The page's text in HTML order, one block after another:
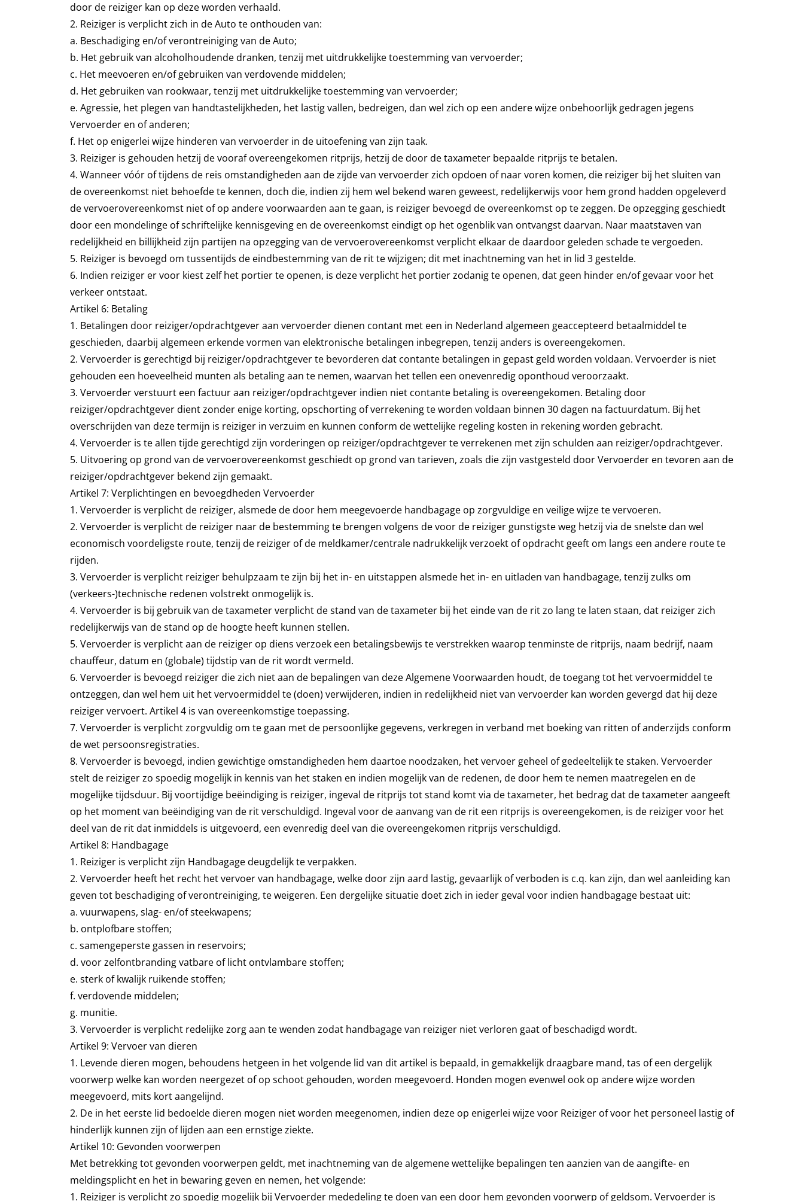
door de reiziger kan op deze worden verhaald.
2. Reiziger is verplicht zich in de Auto te onthouden van:
a. Beschadiging en/of verontreiniging van de Auto;
b. Het gebruik van alcoholhoudende dranken, tenzij met uitdrukkelijke toestemming van vervoerder;
c. Het meevoeren en/of gebruiken van verdovende middelen;
d. Het gebruiken van rookwaar, tenzij met uitdrukkelijke toestemming van vervoerder;
e. Agressie, het plegen van handtastelijkheden, het lastig vallen, bedreigen, dan wel zich op een andere wijze onbehoorlijk gedragen jegens
Vervoerder en of anderen;
f. Het op enigerlei wijze hinderen van vervoerder in de uitoefening van zijn taak.
3. Reiziger is gehouden hetzij de vooraf overeengekomen ritprijs, hetzij de door de taxameter bepaalde ritprijs te betalen.
4. Wanneer vóór of tijdens de reis omstandigheden aan de zijde van vervoerder zich opdoen of naar voren komen, die reiziger bij het sluiten van
de overeenkomst niet behoefde te kennen, doch die, indien zij hem wel bekend waren geweest, redelijkerwijs voor hem grond hadden opgeleverd
de vervoerovereenkomst niet of op andere voorwaarden aan te gaan, is reiziger bevoegd de overeenkomst op te zeggen. De opzegging geschiedt
door een mondelinge of schriftelijke kennisgeving en de overeenkomst eindigt op het ogenblik van ontvangst daarvan. Naar maatstaven van
redelijkheid en billijkheid zijn partijen na opzegging van de vervoerovereenkomst verplicht elkaar de daardoor geleden schade te vergoeden.
5. Reiziger is bevoegd om tussentijds de eindbestemming van de rit te wijzigen; dit met inachtneming van het in lid 3 gestelde.
6. Indien reiziger er voor kiest zelf het portier te openen, is deze verplicht het portier zodanig te openen, dat geen hinder en/of gevaar voor het
verkeer ontstaat.
Artikel 6: Betaling
1. Betalingen door reiziger/opdrachtgever aan vervoerder dienen contant met een in Nederland algemeen geaccepteerd betaalmiddel te
geschieden, daarbij algemeen erkende vormen van elektronische betalingen inbegrepen, tenzij anders is overeengekomen.
2. Vervoerder is gerechtigd bij reiziger/opdrachtgever te bevorderen dat contante betalingen in gepast geld worden voldaan. Vervoerder is niet
gehouden een hoeveelheid munten als betaling aan te nemen, waarvan het tellen een onevenredig oponthoud veroorzaakt.
3. Vervoerder verstuurt een factuur aan reiziger/opdrachtgever indien niet contante betaling is overeengekomen. Betaling door
reiziger/opdrachtgever dient zonder enige korting, opschorting of verrekening te worden voldaan binnen 30 dagen na factuurdatum. Bij het
overschrijden van deze termijn is reiziger in verzuim en kunnen conform de wettelijke regeling kosten in rekening worden gebracht.
4. Vervoerder is te allen tijde gerechtigd zijn vorderingen op reiziger/opdrachtgever te verrekenen met zijn schulden aan reiziger/opdrachtgever.
5. Uitvoering op grond van de vervoerovereenkomst geschiedt op grond van tarieven, zoals die zijn vastgesteld door Vervoerder en tevoren aan de
reiziger/opdrachtgever bekend zijn gemaakt.
Artikel 7: Verplichtingen en bevoegdheden Vervoerder
1. Vervoerder is verplicht de reiziger, alsmede de door hem meegevoerde handbagage op zorgvuldige en veilige wijze te vervoeren.
2. Vervoerder is verplicht de reiziger naar de bestemming te brengen volgens de voor de reiziger gunstigste weg hetzij via de snelste dan wel
economisch voordeligste route, tenzij de reiziger of de meldkamer/centrale nadrukkelijk verzoekt of opdracht geeft om langs een andere route te
rijden.
3. Vervoerder is verplicht reiziger behulpzaam te zijn bij het in- en uitstappen alsmede het in- en uitladen van handbagage, tenzij zulks om
(verkeers-)technische redenen volstrekt onmogelijk is.
4. Vervoerder is bij gebruik van de taxameter verplicht de stand van de taxameter bij het einde van de rit zo lang te laten staan, dat reiziger zich
redelijkerwijs van de stand op de hoogte heeft kunnen stellen.
5. Vervoerder is verplicht aan de reiziger op diens verzoek een betalingsbewijs te verstrekken waarop tenminste de ritprijs, naam bedrijf, naam
chauffeur, datum en (globale) tijdstip van de rit wordt vermeld.
6. Vervoerder is bevoegd reiziger die zich niet aan de bepalingen van deze Algemene Voorwaarden houdt, de toegang tot het vervoermiddel te
ontzeggen, dan wel hem uit het vervoermiddel te (doen) verwijderen, indien in redelijkheid niet van vervoerder kan worden gevergd dat hij deze
reiziger vervoert. Artikel 4 is van overeenkomstige toepassing.
7. Vervoerder is verplicht zorgvuldig om te gaan met de persoonlijke gegevens, verkregen in verband met boeking van ritten of anderzijds conform
de wet persoonsregistraties.
8. Vervoerder is bevoegd, indien gewichtige omstandigheden hem daartoe noodzaken, het vervoer geheel of gedeeltelijk te staken. Vervoerder
stelt de reiziger zo spoedig mogelijk in kennis van het staken en indien mogelijk van de redenen, de door hem te nemen maatregelen en de
mogelijke tijdsduur. Bij voortijdige beëindiging is reiziger, ingeval de ritprijs tot stand komt via de taxameter, het bedrag dat de taxameter aangeeft
op het moment van beëindiging van de rit verschuldigd. Ingeval voor de aanvang van de rit een ritprijs is overeengekomen, is de reiziger voor het
deel van de rit dat inmiddels is uitgevoerd, een evenredig deel van die overeengekomen ritprijs verschuldigd.
Artikel 8: Handbagage
1. Reiziger is verplicht zijn Handbagage deugdelijk te verpakken.
2. Vervoerder heeft het recht het vervoer van handbagage, welke door zijn aard lastig, gevaarlijk of verboden is c.q. kan zijn, dan wel aanleiding kan
geven tot beschadiging of verontreiniging, te weigeren. Een dergelijke situatie doet zich in ieder geval voor indien handbagage bestaat uit:
a. vuurwapens, slag- en/of steekwapens;
b. ontplofbare stoffen;
c. samengeperste gassen in reservoirs;
d. voor zelfontbranding vatbare of licht ontvlambare stoffen;
e. sterk of kwalijk ruikende stoffen;
f. verdovende middelen;
g. munitie.
3. Vervoerder is verplicht redelijke zorg aan te wenden zodat handbagage van reiziger niet verloren gaat of beschadigd wordt.
Artikel 9: Vervoer van dieren
1. Levende dieren mogen, behoudens hetgeen in het volgende lid van dit artikel is bepaald, in gemakkelijk draagbare mand, tas of een dergelijk
voorwerp welke kan worden neergezet of op schoot gehouden, worden meegevoerd. Honden mogen evenwel ook op andere wijze worden
meegevoerd, mits kort aangelijnd.
2. De in het eerste lid bedoelde dieren mogen niet worden meegenomen, indien deze op enigerlei wijze voor Reiziger of voor het personeel lastig of
hinderlijk kunnen zijn of lijden aan een ernstige ziekte.
Artikel 10: Gevonden voorwerpen
Met betrekking tot gevonden voorwerpen geldt, met inachtneming van de algemene wettelijke bepalingen ten aanzien van de aangifte- en
meldingsplicht en het in bewaring geven en nemen, het volgende:
1. Reiziger is verplicht zo spoedig mogelijk bij Vervoerder mededeling te doen van een door hem gevonden voorwerp of geldsom. Vervoerder is